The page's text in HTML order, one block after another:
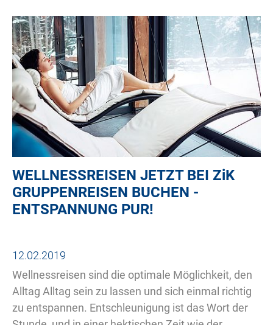
WELLNESSREISEN JETZT BEI ZiK
GRUPPENREISEN BUCHEN -
ENTSPANNUNG PUR!
12.02.2019
Wellnessreisen sind die optimale Möglichkeit, den
Alltag Alltag sein zu lassen und sich einmal richtig
zu entspannen. Entschleunigung ist das Wort der